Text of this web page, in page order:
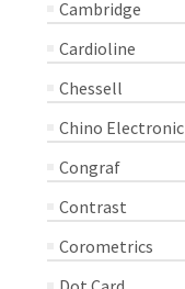
Cambridge
Cardioline
Chessell
Chino Electronic
Congraf
Contrast
Corometrics